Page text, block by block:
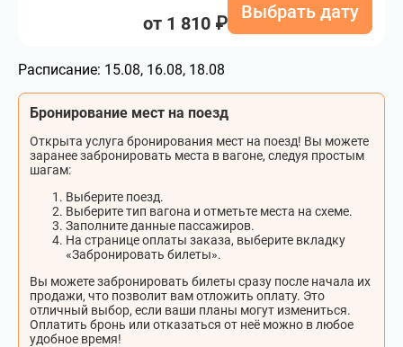
от 1 810 ₽
Выбрать дату
Расписание: 15.08, 16.08, 18.08
Бронирование мест на поезд
Открыта услуга бронирования мест на поезд! Вы можете
заранее забронировать места в вагоне, следуя простым
шагам:
Выберите поезд.
Выберите тип вагона и отметьте места на схеме.
Заполните данные пассажиров.
На странице оплаты заказа, выберите вкладку
«Забронировать билеты».
Вы можете забронировать билеты сразу после начала их
продажи, что позволит вам отложить оплату. Это
отличный выбор, если ваши планы могут измениться.
Оплатить бронь или отказаться от неё можно в любое
удобное время!